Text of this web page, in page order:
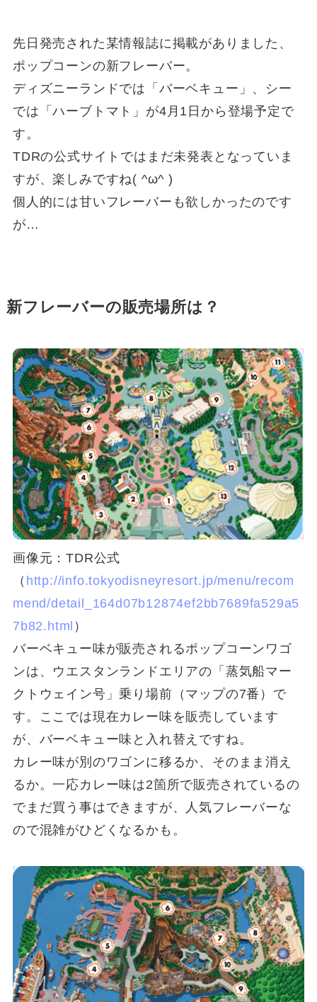
先日発売された某情報誌に掲載がありました、
ポップコーンの新フレーバー。
ディズニーランドでは「バーベキュー」、シー
では「ハーブトマト」が4月1日から登場予定で
す。
TDRの公式サイトではまだ未発表となっていま
すが、楽しみですね( ^ω^ )
個人的には甘いフレーバーも欲しかったのです
が…
新フレーバーの販売場所は？
画像元：TDR公式
（ http://info.tokyodisneyresort.jp/menu/recom
mend/detail_164d07b12874ef2bb7689fa529a5
7b82.html ）
バーベキュー味が販売されるポップコーンワゴ
ンは、ウエスタンランドエリアの「蒸気船マー
クトウェイン号」乗り場前（マップの7番）で
す。ここでは現在カレー味を販売しています
が、バーベキュー味と入れ替えですね。
カレー味が別のワゴンに移るか、そのまま消え
るか。一応カレー味は2箇所で販売されているの
でまだ買う事はできますが、人気フレーバーな
ので混雑がひどくなるかも。